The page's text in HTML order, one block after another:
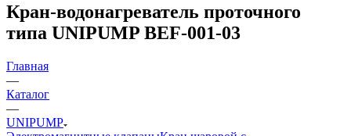
Кран-водонагреватель проточного
типа UNIPUMP BEF-001-03
Главная
—
Каталог
—
UNIPUMP